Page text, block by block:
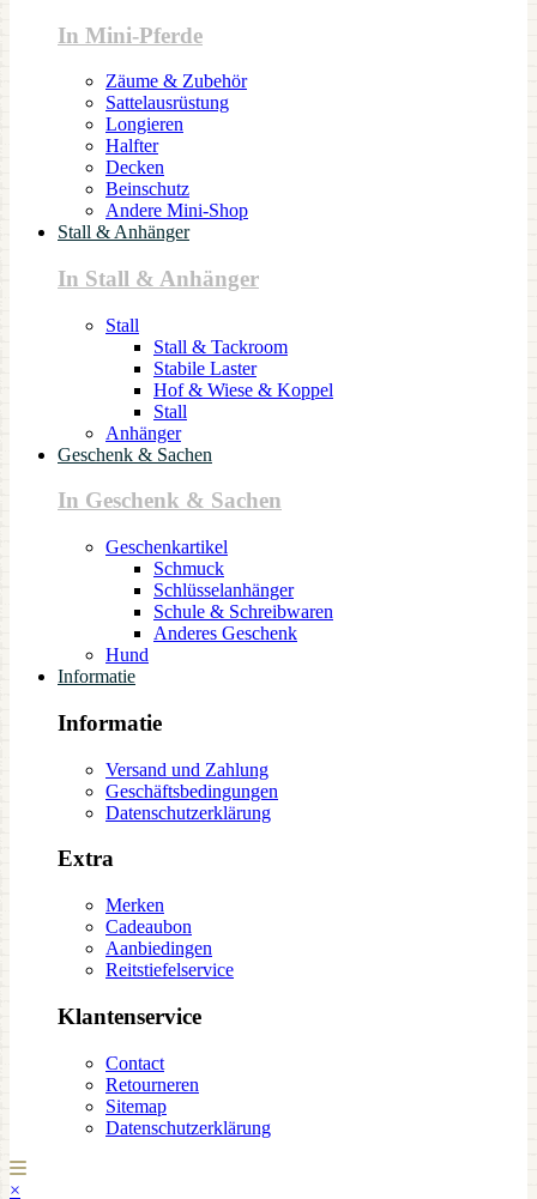
In Mini-Pferde
Zäume & Zubehör
Sattelausrüstung
Longieren
Halfter
Decken
Beinschutz
Andere Mini-Shop
Stall & Anhänger
In Stall & Anhänger
Stall
Stall & Tackroom
Stabile Laster
Hof & Wiese & Koppel
Stall
Anhänger
Geschenk & Sachen
In Geschenk & Sachen
Geschenkartikel
Schmuck
Schlüsselanhänger
Schule & Schreibwaren
Anderes Geschenk
Hund
Informatie
Informatie
Versand und Zahlung
Geschäftsbedingungen
Datenschutzerklärung
Extra
Merken
Cadeaubon
Aanbiedingen
Reitstiefelservice
Klantenservice
Contact
Retourneren
Sitemap
Datenschutzerklärung
×